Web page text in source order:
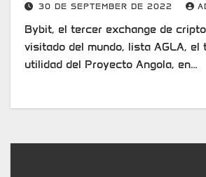
30 DE SEPTEMBER DE 2022
Bybit, el tercer exchange de
visitado del mundo, lista AGLA, el
utilidad del Proyecto Angola, en…